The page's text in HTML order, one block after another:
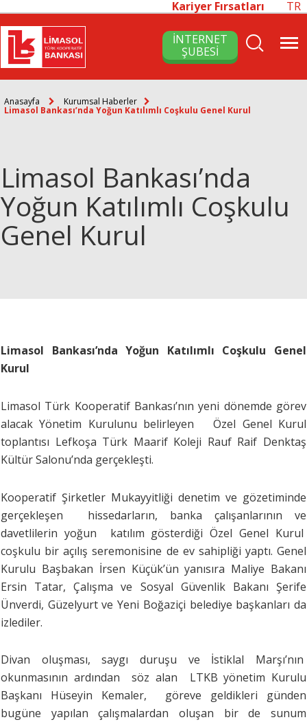
Kariyer Fırsatları TR
İNTERNET
ŞUBESİ
Anasayfa Kurumsal Haberler
Limasol Bankası’nda Yoğun Katılımlı Coşkulu Genel Kurul
Limasol Bankası’nda
Yoğun Katılımlı Coşkulu
Genel Kurul
Limasol Bankası’nda Yoğun Katılımlı Coşkulu Genel
Kurul
Limasol Türk Kooperatif Bankası’nın yeni dönemde görev
alacak Yönetim Kurulunu belirleyen Özel Genel Kurul
toplantısı Lefkoşa Türk Maarif Koleji Rauf Raif Denktaş
Kültür Salonu’nda gerçekleşti.
Kooperatif Şirketler Mukayyitliği denetim ve gözetiminde
gerçekleşen hissedarların, banka çalışanlarının ve
davetlilerin yoğun katılım gösterdiği Özel Genel Kurul
coşkulu bir açılış seremonisine de ev sahipliği yaptı. Genel
Kurulu Başbakan İrsen Küçük’ün yanısıra Maliye Bakanı
Ersin Tatar, Çalışma ve Sosyal Güvenlik Bakanı Şerife
Ünverdi, Güzelyurt ve Yeni Boğaziçi belediye başkanları da
izlediler.
Divan oluşması, saygı duruşu ve İstiklal Marşı’nın
okunmasının ardından söz alan LTKB yönetim Kurulu
Başkanı Hüseyin Kemaler, göreve geldikleri günden
bugüne yapılan çalışmalardan oluşan bir de sunum